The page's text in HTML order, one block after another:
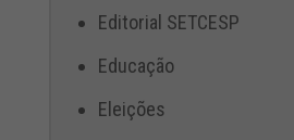
Editorial SETCESP
Educação
Eleições